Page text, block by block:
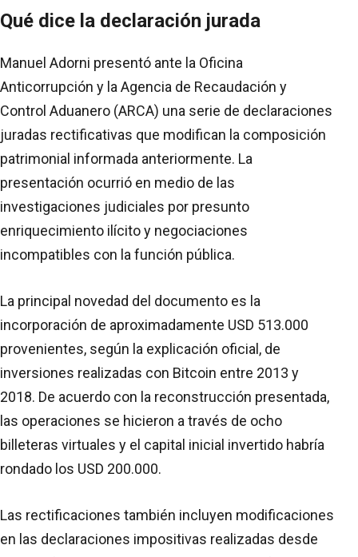
Qué dice la declaración jurada
Manuel Adorni presentó ante la Oficina
Anticorrupción y la Agencia de Recaudación y
Control Aduanero (ARCA) una serie de declaraciones
juradas rectificativas que modifican la composición
patrimonial informada anteriormente. La
presentación ocurrió en medio de las
investigaciones judiciales por presunto
enriquecimiento ilícito y negociaciones
incompatibles con la función pública.
La principal novedad del documento es la
incorporación de aproximadamente USD 513.000
provenientes, según la explicación oficial, de
inversiones realizadas con Bitcoin entre 2013 y
2018. De acuerdo con la reconstrucción presentada,
las operaciones se hicieron a través de ocho
billeteras virtuales y el capital inicial invertido habría
rondado los USD 200.000.
Las rectificaciones también incluyen modificaciones
en las declaraciones impositivas realizadas desde